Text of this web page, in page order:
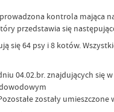
kontrola
przedstawia się
się 64 psy i 8 kotów.
04.02.br. znajdujących
zostały